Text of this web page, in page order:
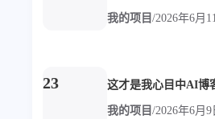
我的项目 /2026年6月
23 这才是我心目中AI博
我的项目 /2026年6月9